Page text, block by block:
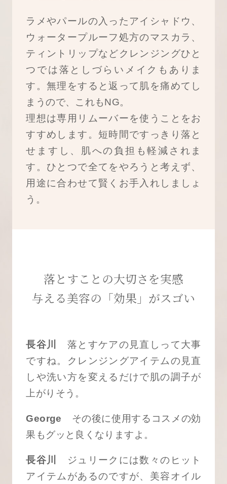
ラメやパールの入ったアイシャドウ、
ウォータープルーフ処方のマスカラ、
ティントリップなどクレンジングひと
つでは落としづらいメイクもありま
す。無理をすると返って肌を痛めてし
まうので、これもNG。
理想は専用リムーバーを使うことをお
すすめします。短時間ですっきり落と
せますし、肌への負担も軽減されま
す。ひとつで全てをやろうと考えず、
用途に合わせて賢くお手入れしましょ
う。
落とすことの大切さを実感
与える美容の「効果」がスゴい
長谷川
落とすケアの見直しって大事
ですね。クレンジングアイテムの見直
しや洗い方を変えるだけで肌の調子が
上がりそう。
George その後に使用するコスメの効
果もグッと良くなりますよ。
長谷川
ジュリークには数々のヒット
アイテムがあるのですが、美容オイル